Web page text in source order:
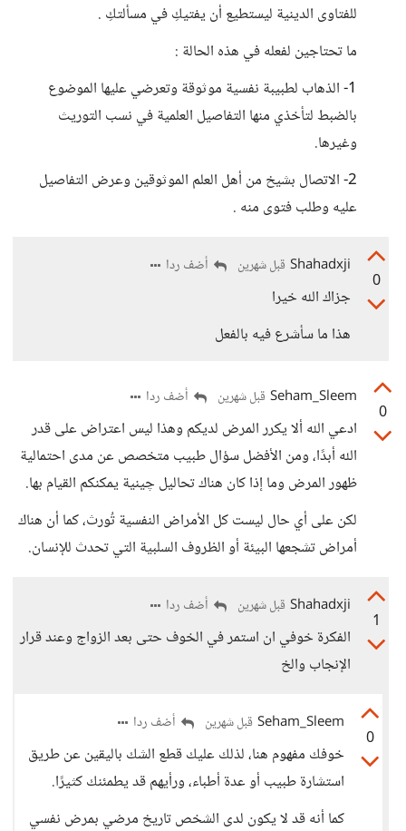
للفتاوى الدينية ليستطيع أن يفتيكِ في مسألتكِ .
ما تحتاجين لفعله في هذه الحالة :
1- الذهاب لطبيبة نفسية موثوقة وتعرضي عليها الموضوع
بالضبط لتأخذي منها التفاصيل العلمية في نسب التوريث
وغيرها.
2- الاتصال بشيخ من أهل العلم الموثوقين وعرض التفاصيل
عليه وطلب فتوى منه .
0
Shahadxji قبل شهرين أضف ردا
جزاك الله خيرا
هذا ما سأشرع فيه بالفعل
0
Seham_Sleem قبل شهرين أضف ردا
ادعي الله ألا يكرر المرض لديكم وهذا ليس اعتراض على قدر
الله أبدًا، ومن الأفضل سؤال طبيب متخصص عن مدى احتمالية
ظهور المرض وما إذا كان هناك تحاليل چينية يمكنكم القيام بها.
لكن على أي حال ليست كل الأمراض النفسية تُورث، كما أن هناك
أمراض تشجعها البيئة أو الظروف السلبية التي تحدث للإنسان.
1
Shahadxji قبل شهرين أضف ردا
الفكرة خوفي ان استمر في الخوف حتى بعد الزواج وعند قرار
الإنجاب والخ
0
Seham_Sleem قبل شهرين أضف ردا
خوفك مفهوم هنا، لذلك عليك قطع الشك باليقين عن طريق
استشارة طبيب أو عدة أطباء، ورأيهم قد يطمئنك كثيرًا.
كما أنه قد لا يكون لدى الشخص تاريخ مرضي بمرض نفسي